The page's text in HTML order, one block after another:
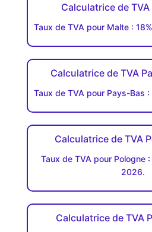
Calculatrice de TVA
Taux de TVA pour Malte :
Calculatrice de TVA
Taux de TVA pour Pays-Bas
Calculatrice de TVA
Taux de TVA pour Pologne
2026.
Calculatrice de TVA